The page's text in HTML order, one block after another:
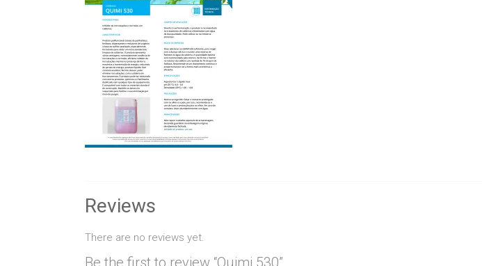
Reviews
There are no reviews yet.
Be the first to review “Quimi 530”